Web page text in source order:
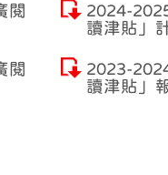
閱
2024-
讀津貼」
閱
2023-
讀津貼」